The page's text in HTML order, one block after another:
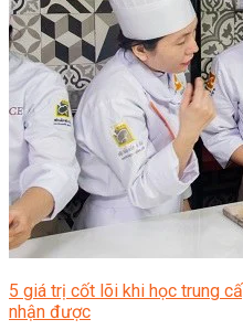
5 giá trị cốt lõi khi học trung
nhận được